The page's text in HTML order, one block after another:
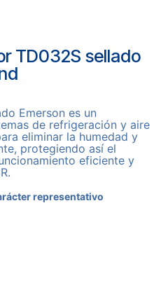
TD032S sellado
Emerson es un
de refrigeración y aire
eliminar la humedad y
protegiendo así el
eficiente y
representativo